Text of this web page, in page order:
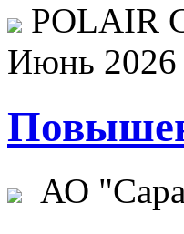
POLAIR
Июнь 2026
АО